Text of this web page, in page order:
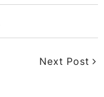
Next Post